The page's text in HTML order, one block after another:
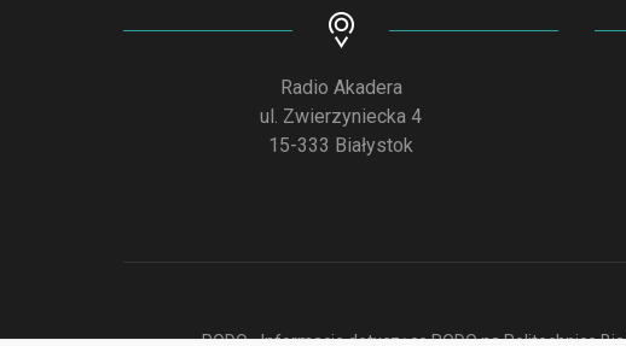
Radio Akadera
ul. Zwierzyniecka 4
15-333 Białystok
RODO - Informacje dotyczące RODO na Politechnice